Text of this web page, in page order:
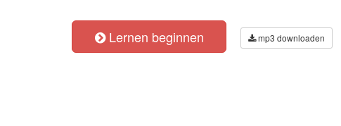
Lernen beginnen mp3 downloaden